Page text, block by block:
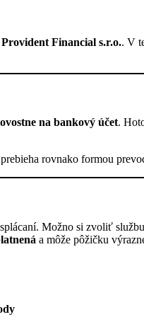
Provident Financial s.r.o.. V
na bankový účet.
rovnako formou
Možno si zvoliť
a môže pôžičku